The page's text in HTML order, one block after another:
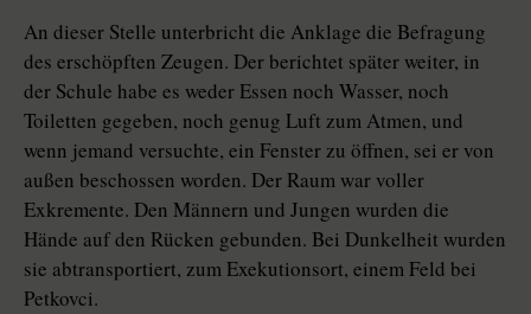
An dieser Stelle unterbricht die Anklage die Befragung
des erschöpften Zeugen. Der berichtet später weiter, in
der Schule habe es weder Essen noch Wasser, noch
Toiletten gegeben, noch genug Luft zum Atmen, und
wenn jemand versuchte, ein Fenster zu öffnen, sei er von
außen beschossen worden. Der Raum war voller
Exkremente. Den Männern und Jungen wurden die
Hände auf den Rücken gebunden. Bei Dunkelheit wurden
sie abtransportiert, zum Exekutionsort, einem Feld bei
Petkovci.